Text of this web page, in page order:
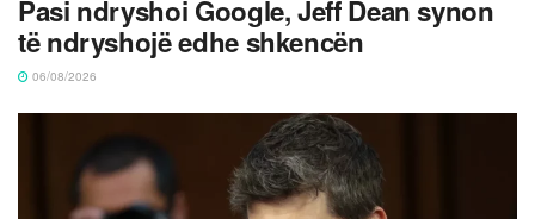
Pasi ndryshoi Google, Jeff Dean synon
të ndryshojë edhe shkencën
06/08/2026